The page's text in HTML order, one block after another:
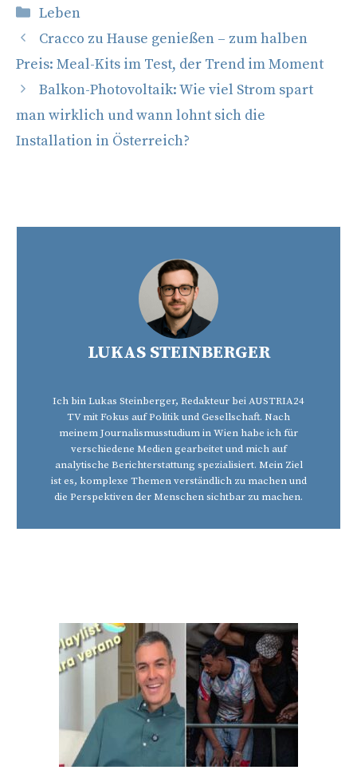
Kategorien
Leben
Cracco zu Hause genießen – zum halben
Preis: Meal-Kits im Test, der Trend im Moment
Balkon-Photovoltaik: Wie viel Strom spart
man wirklich und wann lohnt sich die
Installation in Österreich?
LUKAS STEINBERGER
Ich bin Lukas Steinberger, Redakteur bei AUSTRIA24
TV mit Fokus auf Politik und Gesellschaft. Nach
meinem Journalismusstudium in Wien habe ich für
verschiedene Medien gearbeitet und mich auf
analytische Berichterstattung spezialisiert. Mein Ziel
ist es, komplexe Themen verständlich zu machen und
die Perspektiven der Menschen sichtbar zu machen.